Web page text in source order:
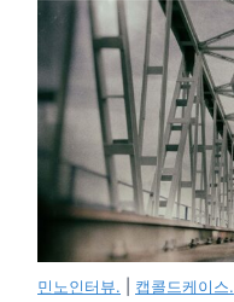
민노인터뷰. 캡콜드케이스.